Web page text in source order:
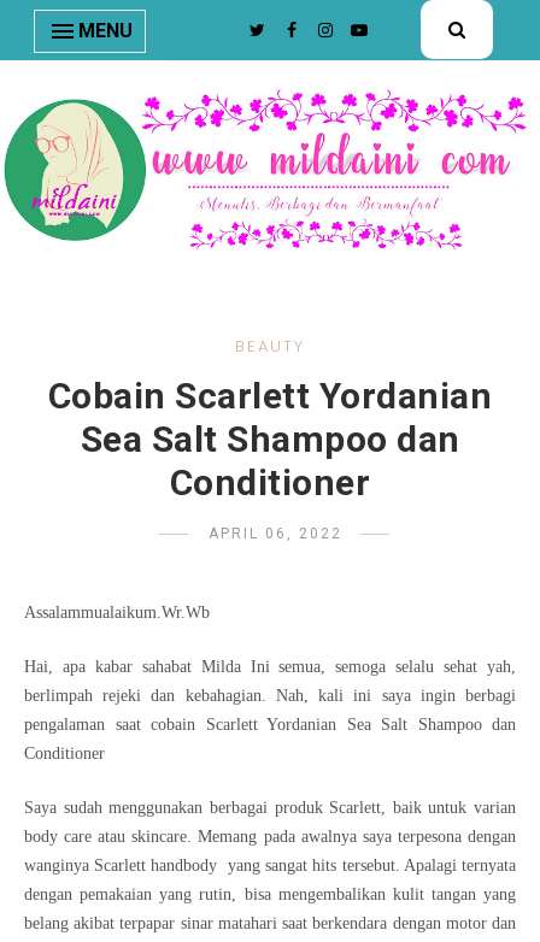
nav#menunav { border-bottom: 1px solid #e8e8e8; }
MENU
BEAUTY
Cobain Scarlett Yordanian
Sea Salt Shampoo dan
Conditioner
APRIL 06, 2022
Assalammualaikum.Wr.Wb
Hai, apa kabar sahabat Milda Ini semua, semoga selalu sehat yah,
berlimpah rejeki dan kebahagian. Nah, kali ini saya ingin berbagi
pengalaman saat cobain Scarlett Yordanian Sea Salt Shampoo dan
Conditioner
Saya sudah menggunakan berbagai produk Scarlett, baik untuk varian
body care atau skincare. Memang pada awalnya saya terpesona dengan
wanginya Scarlett handbody yang sangat hits tersebut. Apalagi ternyata
dengan pemakaian yang rutin, bisa mengembalikan kulit tangan yang
belang akibat terpapar sinar matahari saat berkendara dengan motor dan